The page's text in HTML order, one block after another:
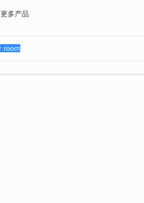
更多产品